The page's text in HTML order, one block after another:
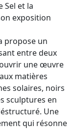
Sel et la
exposition
propose un
entre deux
une œuvre
matières
solaires, noirs
sculptures en
Une
qui résonne